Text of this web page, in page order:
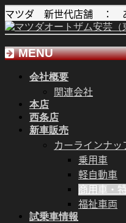
マツダ 新世代店舗 ： あ
MENU
会社概要
関連会社
本店
西条店
新車販売
カーラインナッ
乗用車
軽自動車
商用車・
福祉車両
試乗車情報